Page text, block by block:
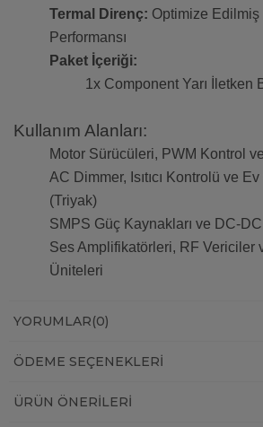
Termal Direnç: Optimize Edilmiş
Performansı
Paket İçeriği:
1x Component Yarı İletken
Kullanım Alanları:
Motor Sürücüleri, PWM Kontrol
AC Dimmer, Isıtıcı Kontrolü ve
(Triyak)
SMPS Güç Kaynakları ve DC-
Ses Amplifikatörleri, RF Vericiler
Üniteleri
YORUMLAR(0)
ÖDEME SEÇENEKLERI
ÜRÜN ÖNERILERI